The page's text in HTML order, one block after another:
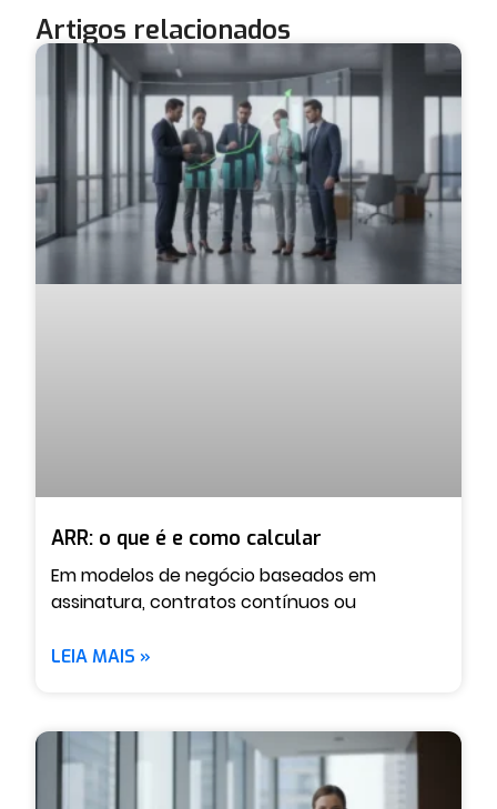
Artigos relacionados
ARR: o que é e como calcular
Em modelos de negócio baseados em
assinatura, contratos contínuos ou
LEIA MAIS »